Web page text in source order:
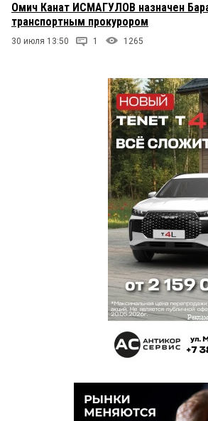
Омич Канат ИСМАГУЛОВ назначен
транспортным прокурором
30 июля 13:50 1 1265